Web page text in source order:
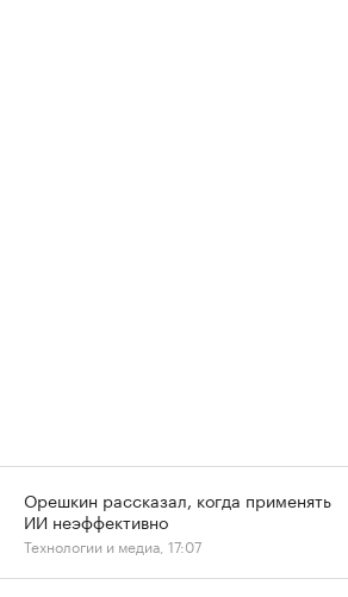
Орешкин рассказал, когда применять
ИИ неэффективно
Технологии и медиа, 17:07